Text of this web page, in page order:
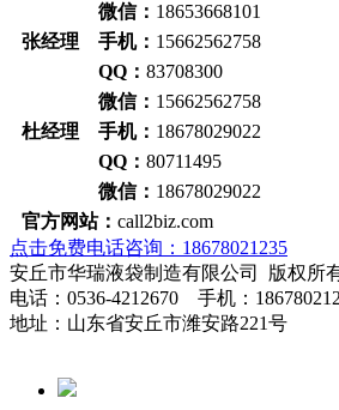
微信： 18653668101
张经理 手机： 15662562758
QQ： 83708300
微信： 15662562758
杜经理 手机： 18678029022
QQ： 80711495
微信： 18678029022
官方网站： call2biz.com
点击免费电话咨询：18678021235
安丘市华瑞液袋制造有限公司 版权所
电话：0536-4212670 手机：
地址：山东省安丘市潍安路221号